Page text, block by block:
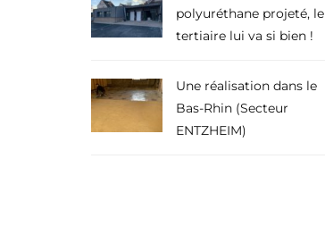
polyuréthane projeté, le
tertiaire lui va si bien !
Une réalisation dans le
Bas-Rhin (Secteur
ENTZHEIM)